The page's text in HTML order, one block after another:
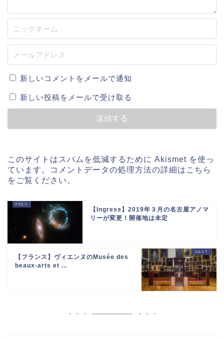
新しいコメントをメールで通知
新しい投稿をメールで受け取る
このサイトはスパムを低減するために Akismet を使っ
ています。
コメントデータの処理方法の詳細はこちら
をご覧ください 。
【Ingress】2019年３月の名古屋アノマ
リーが変更！開催地は未定
【フランス】ヴィエンヌのMusée des
beaux-arts et ...